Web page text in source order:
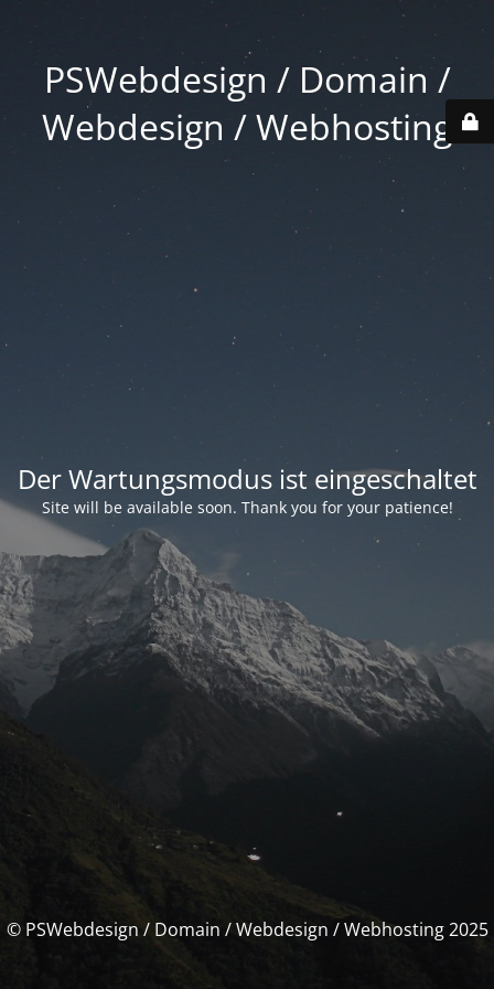
PSWebdesign / Domain /
Webdesign / Webhosting
Der Wartungsmodus ist eingeschaltet
Site will be available soon. Thank you for your patience!
© PSWebdesign / Domain / Webdesign / Webhosting 2025